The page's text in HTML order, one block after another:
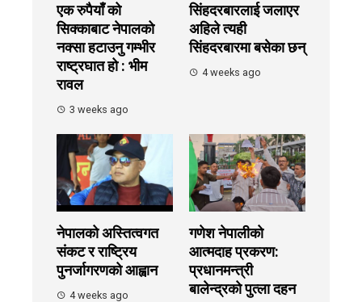
एक रुपैयाँ को
सिक्काबाट नेपालको
नक्सा हटाउनु गम्भीर
राष्ट्रघात हो : भीम
रावल
3 weeks ago
सिंहदरबारलाई जलाएर
अहिले त्यही
सिंहदरबारमा बसेका छन्
4 weeks ago
नेपालको अस्तित्वगत
संकट र राष्ट्रिय
पुनर्जागरणको आह्वान
4 weeks ago
गणेश नेपालीको
आत्मदाह प्रकरण:
प्रधानमन्त्री
बालेन्द्रको पुत्ला दहन